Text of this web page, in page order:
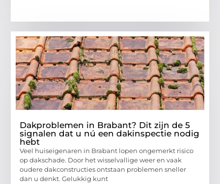
Dakproblemen in Brabant? Dit zijn de 5
signalen dat u nú een dakinspectie nodig
hebt
Veel huiseigenaren in Brabant lopen ongemerkt risico
op dakschade. Door het wisselvallige weer en vaak
oudere dakconstructies ontstaan problemen sneller
dan u denkt. Gelukkig kunt